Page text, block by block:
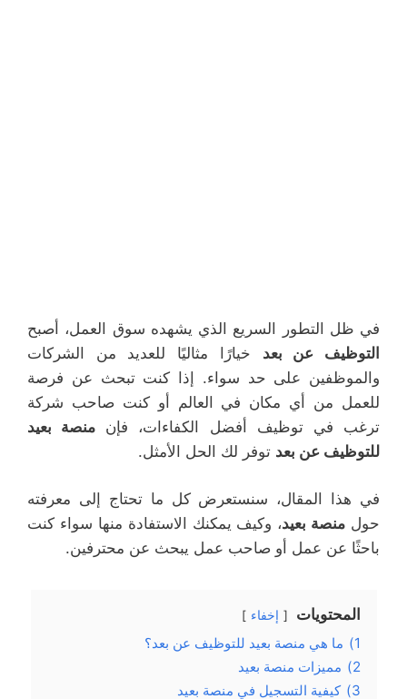
في ظل التطور السريع الذي يشهده سوق العمل، أصبح
التوظيف عن بعد خيارًا مثاليًا للعديد من الشركات
والموظفين على حد سواء. إذا كنت تبحث عن فرصة
للعمل من أي مكان في العالم أو كنت صاحب شركة
ترغب في توظيف أفضل الكفاءات، فإن منصة بعيد
للتوظيف عن بعد توفر لك الحل الأمثل.
في هذا المقال، سنستعرض كل ما تحتاج إلى معرفته
حول منصة بعيد، وكيف يمكنك الاستفادة منها سواء كنت
باحثًا عن عمل أو صاحب عمل يبحث عن محترفين.
المحتويات إخفاء
1)
ما هي منصة بعيد للتوظيف عن بعد؟
2)
مميزات منصة بعيد
3)
كيفية التسجيل في منصة بعيد